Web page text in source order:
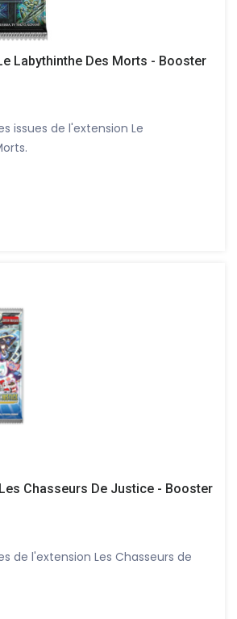
Labythinthe Des Morts - Booster
issues de l'extension Le
Chasseurs De Justice - Booster
de l'extension Les Chasseurs de